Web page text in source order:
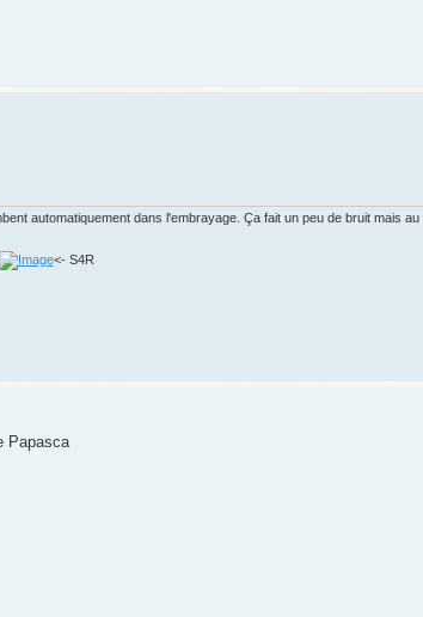
automatiquement dans l'embrayage. Ça fait un peu de bruit mais au
<- S4R
Papasca